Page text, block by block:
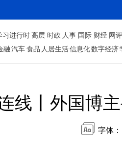
习进行时 高层 时政 人事 国际 财经 网评
融 汽车 食品 人居生活信息化数字经济
线丨外国博
字体：